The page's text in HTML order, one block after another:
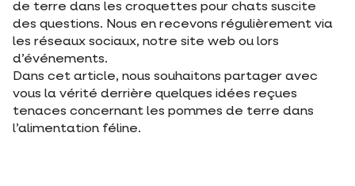
de terre dans les croquettes pour chats suscite
des questions. Nous en recevons régulièrement via
les réseaux sociaux, notre site web ou lors
d’événements.
Dans cet article, nous souhaitons partager avec
vous la vérité derrière quelques idées reçues
tenaces concernant les pommes de terre dans
l’alimentation féline.